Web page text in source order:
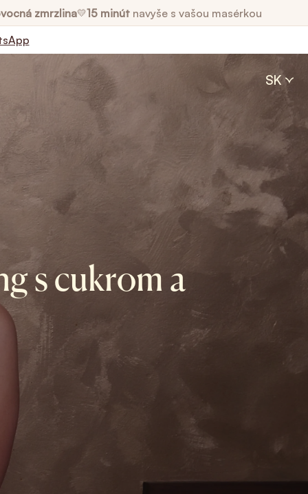
zmrzlina💛15 minút navyše s vašou masérkou
SK
s cukrom a